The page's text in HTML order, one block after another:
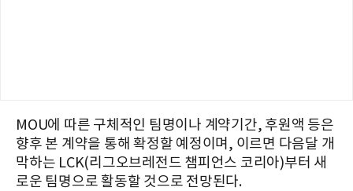
MOU에 따른 구체적인 팀명이나 계약기간, 후원액 등은
향후 본 계약을 통해 확정할 예정이며, 이르면 다음달 개
막하는 LCK(리그오브레전드 챔피언스 코리아)부터 새
로운 팀명으로 활동할 것으로 전망된다.